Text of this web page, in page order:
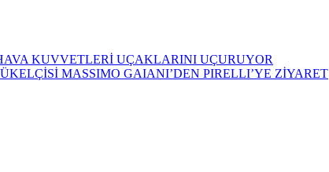
KUVVETLERİ UÇAKLARINI UÇURUYOR
MASSIMO GAIANI’DEN PIRELLI’YE ZİYARET